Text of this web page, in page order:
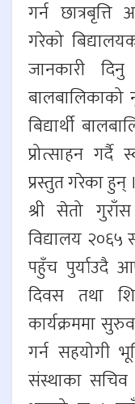
गर्न
गरेको
जानकारी दिनु
बालबालिकाको
बिद्यार्थी
प्रोत्साहन
प्रस्तुत गरेका हुन् ।
श्री सेतो
विद्यालय २०६५
पहुँच पुर्याउदै
दिवस तथा
कार्यक्रममा
गर्न सहयोगी
संस्थाका सचिव